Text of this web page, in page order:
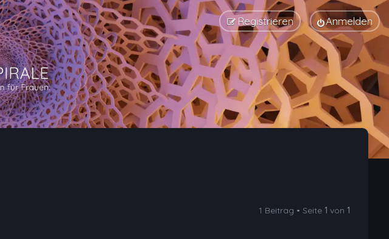
Anmelden
Registrieren
1 Beitrag • Seite1 von1